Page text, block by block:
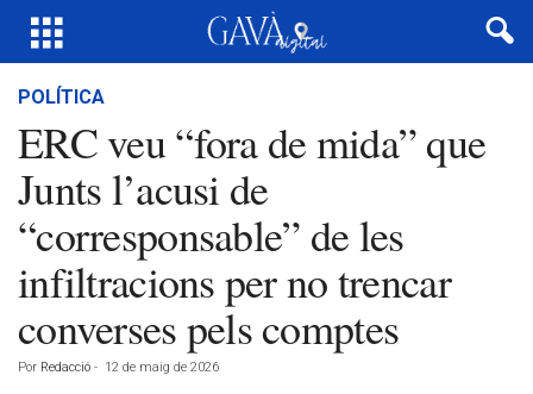
POLÍTICA
ERC veu “fora de mida” que
Junts l’acusi de
“corresponsable” de les
infiltracions per no trencar
converses pels comptes
Por Redacció - 12 de maig de 2026